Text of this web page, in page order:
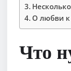
О любви
Что